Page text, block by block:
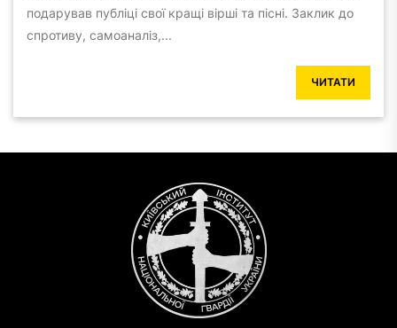
подарував публіці свої кращі вірші та пісні. Заклик до
спротиву, самоаналіз,...
ЧИТАТИ